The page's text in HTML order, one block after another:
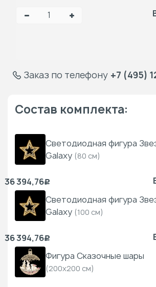
Заказ по телефону +7 (495)
Состав комплекта:
Светодиодная фигура
Galaxy (80 см)
36 394,76Р
Светодиодная фигура
Galaxy (100 см)
36 394,76Р
Фигура Сказочные шары
(200x200 см)